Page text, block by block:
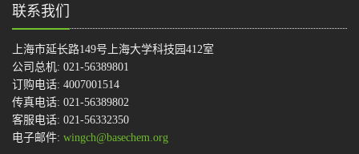
联系我们
上海市延长路149号上海大学科技园412室
公司总机: 021-56389801
订购电话: 4007001514
传真电话: 021-56389802
客服电话: 021-56332350
电子邮件: wingch@basechem.org